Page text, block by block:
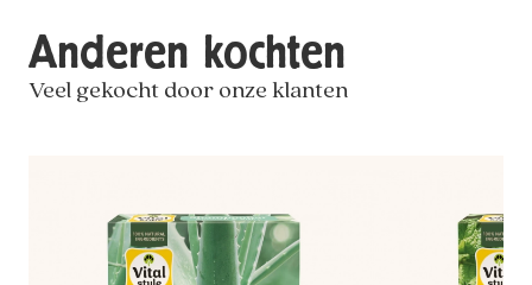
Anderen kochten
Veel gekocht door onze klanten